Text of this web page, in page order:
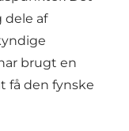
dele af
brugt en
få den fynske